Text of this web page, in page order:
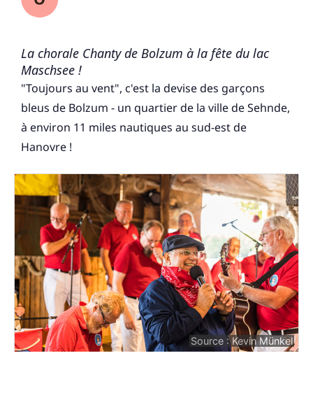
La chorale Chanty de Bolzum à la fête du lac
Maschsee !
"Toujours au vent", c'est la devise des garçons
bleus de Bolzum - un quartier de la ville de Sehnde,
à environ 11 miles nautiques au sud-est de
Hanovre !
Source : Kevin Münkel